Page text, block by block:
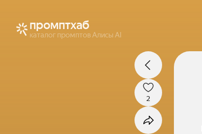
промптхаб
каталог промптов Алисы AI
2